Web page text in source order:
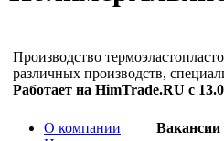
Производство
различных производств,
Работает на HimTrade.RU с
О компании
Вакансии